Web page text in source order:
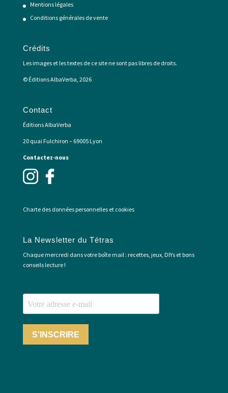
Mentions légales
Conditions générales de vente
Crédits
Les images et les textes de ce site ne sont pas libres de droits.
© Éditions AlbaVerba, 2026
Contact
Éditions AlbaVerba
20 quai Fulchiron – 69005 Lyon
Contactez-nous
Charte des données personnelles et cookies
La Newsletter du Tétras
Chaque mercredi dans votre boîte mail : recettes, jeux, DIYs et bons
conseils lecture !
S'INSCRIRE